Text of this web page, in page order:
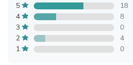
5
18
4
8
3
0
2
4
1
0